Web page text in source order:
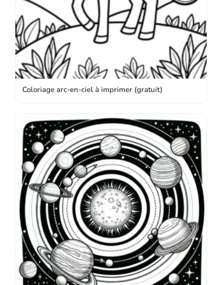
Coloriage arc-en-ciel à imprimer (gratuit)